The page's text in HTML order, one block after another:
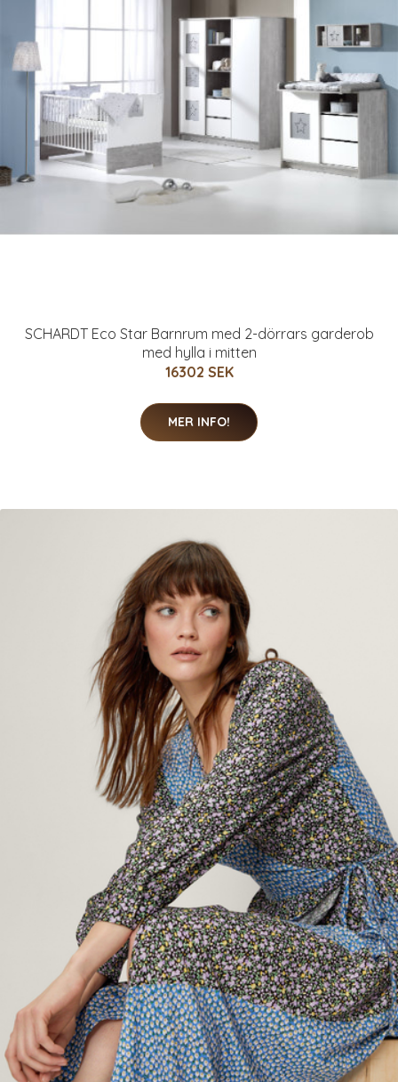
SCHARDT Eco Star Barnrum med 2-dörrars garderob
med hylla i mitten
16302 SEK
MER INFO!